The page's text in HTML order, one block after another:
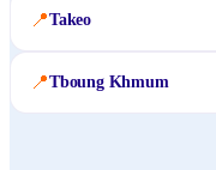
📍Takeo
📍Tboung Khmum